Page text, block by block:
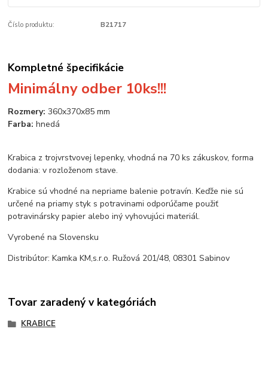
Číslo produktu: B21717
Kompletné špecifikácie
Minimálny odber 10ks!!!
Rozmery: 360x370x85 mm
Farba: hnedá
Krabica z trojvrstvovej lepenky, vhodná na 70 ks zákuskov, forma
dodania: v rozloženom stave.
Krabice sú vhodné na nepriame balenie potravín. Keďže nie sú
určené na priamy styk s potravinami odporúčame použiť
potravinársky papier alebo iný vyhovujúci materiál.
Vyrobené na Slovensku
Distribútor: Kamka KM,s.r.o. Ružová 201/48, 08301 Sabinov
Tovar zaradený v kategóriách
KRABICE